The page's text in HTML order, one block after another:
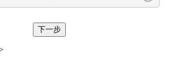
下一步